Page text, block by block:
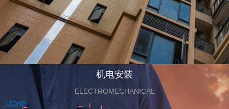
机电安装
ELECTROMECHANICAL
MORE